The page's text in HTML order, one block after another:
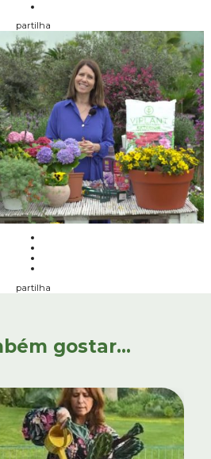
partilha
partilha
gostar...